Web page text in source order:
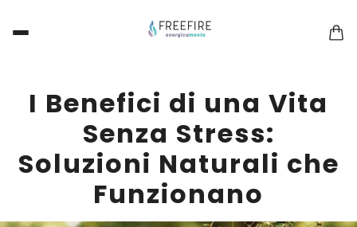
I Benefici di una Vita
Senza Stress:
Soluzioni Naturali che
Funzionano